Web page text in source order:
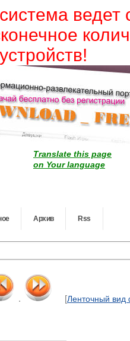
Translate this page
on Your language
Архив Rss
. [Ленточный